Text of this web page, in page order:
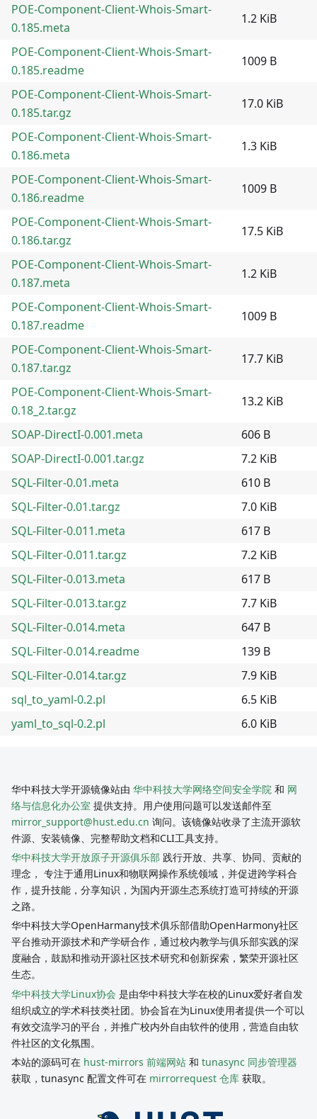
POE-Component-Client-Whois-Smart-
0.185.meta
1.2 KiB
POE-Component-Client-Whois-Smart-
0.185.readme
1009 B
POE-Component-Client-Whois-Smart-
0.185.tar.gz
17.0 KiB
POE-Component-Client-Whois-Smart-
0.186.meta
1.3 KiB
POE-Component-Client-Whois-Smart-
0.186.readme
1009 B
POE-Component-Client-Whois-Smart-
0.186.tar.gz
17.5 KiB
POE-Component-Client-Whois-Smart-
0.187.meta
1.2 KiB
POE-Component-Client-Whois-Smart-
0.187.readme
1009 B
POE-Component-Client-Whois-Smart-
0.187.tar.gz
17.7 KiB
POE-Component-Client-Whois-Smart-
0.18_2.tar.gz
13.2 KiB
SOAP-DirectI-0.001.meta
606 B
SOAP-DirectI-0.001.tar.gz
7.2 KiB
SQL-Filter-0.01.meta
610 B
SQL-Filter-0.01.tar.gz
7.0 KiB
SQL-Filter-0.011.meta
617 B
SQL-Filter-0.011.tar.gz
7.2 KiB
SQL-Filter-0.013.meta
617 B
SQL-Filter-0.013.tar.gz
7.7 KiB
SQL-Filter-0.014.meta
647 B
SQL-Filter-0.014.readme
139 B
SQL-Filter-0.014.tar.gz
7.9 KiB
sql_to_yaml-0.2.pl
6.5 KiB
yaml_to_sql-0.2.pl
6.0 KiB
华中科技大学开源镜像站由 华中科技大学网络空间安全学院 和 网
络与信息化办公室 提供支持。用户使用问题可以发送邮件至
mirror_support@hust.edu.cn 询问。该镜像站收录了主流开源软
件源、安装镜像、完整帮助文档和CLI工具支持。
华中科技大学开放原子开源俱乐部 践行开放、共享、协同、贡献的
理念， 专注于通用Linux和物联网操作系统领域，并促进跨学科合
作，提升技能，分享知识，为国内开源生态系统打造可持续的开源
之路。
华中科技大学OpenHarmany技术俱乐部借助OpenHarmony社区
平台推动开源技术和产学研合作，通过校内教学与俱乐部实践的深
度融合，鼓励和推动开源社区技术研究和创新探索，繁荣开源社区
生态。
华中科技大学Linux协会 是由华中科技大学在校的Linux爱好者自发
组织成立的学术科技类社团。协会旨在为Linux使用者提供一个可以
有效交流学习的平台，并推广校内外自由软件的使用，营造自由软
件社区的文化氛围。
本站的源码可在 hust-mirrors 前端网站 和 tunasync 同步管理器
获取，tunasync 配置文件可在 mirrorrequest 仓库 获取。